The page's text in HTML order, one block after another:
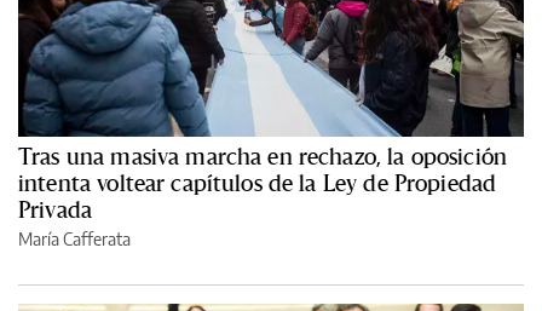
Tras una masiva marcha en rechazo, la oposición
intenta voltear capítulos de la Ley de Propiedad
Privada
María Cafferata